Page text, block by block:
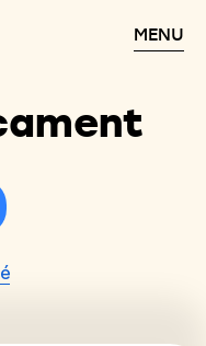
MENU